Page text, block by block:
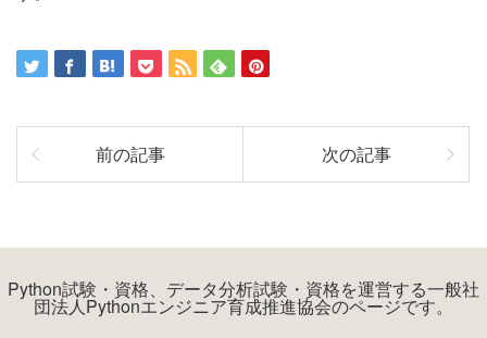
前の記事 次の記事
Python試験・資格、データ分析試験・資格を運営する一般社
団法人Pythonエンジニア育成推進協会のページです。